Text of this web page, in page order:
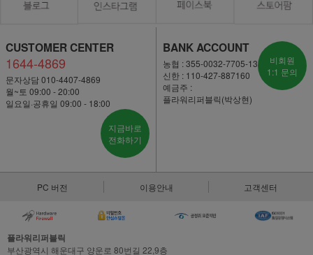
CUSTOMER CENTER
1644-4869
문자상담 010-4407-4869
월~토 09:00 - 20:00
일요일·공휴일 09:00 - 18:00
지금바로
전화하기
BANK ACCOUNT
농협 : 355-0032-7705-13
신한 : 110-427-887160
예금주 :
플라워리퍼블릭(박상현)
비회원
1:1 문의
PC 버전 이용안내 고객센터
플라워리퍼블릭
부산광역시 해운대구 양운로 80번길 22,9층